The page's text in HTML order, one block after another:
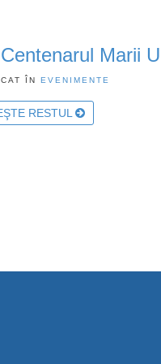
Centenarul Marii
ÎN EVENIMENTE
RESTUL